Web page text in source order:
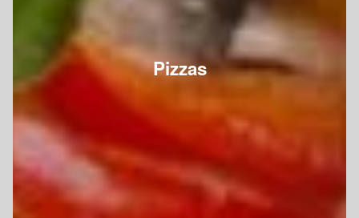
Pizzas